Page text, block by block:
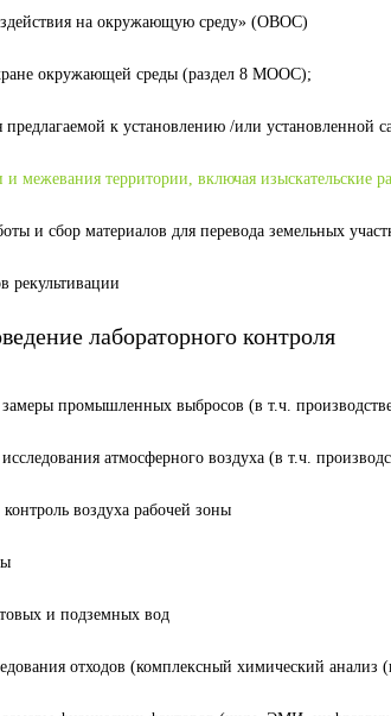
на окружающую среду» (ОВОС)
окружающей среды (раздел 8 МООС);
к установлению /или установленной
межевания территории, включая изыскательские
и сбор материалов для перевода земельных
рекультивации
лабораторного контроля
промышленных выбросов (в т.ч.
атмосферного воздуха (в т.ч.
воздуха рабочей зоны
и подземных вод
отходов (комплексный химический анализ